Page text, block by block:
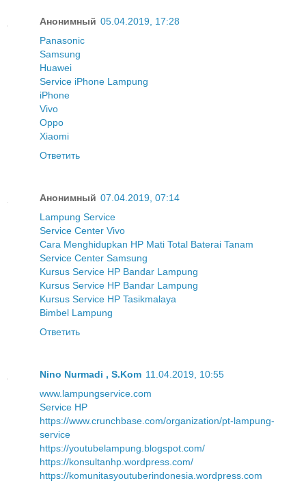
Анонимный 05.04.2019, 17:28
Panasonic
Samsung
Huawei
Service iPhone Lampung
iPhone
Vivo
Oppo
Xiaomi
Ответить
Анонимный 07.04.2019, 07:14
Lampung Service
Service Center Vivo
Cara Menghidupkan HP Mati Total Baterai Tanam
Service Center Samsung
Kursus Service HP Bandar Lampung
Kursus Service HP Bandar Lampung
Kursus Service HP Tasikmalaya
Bimbel Lampung
Ответить
Nino Nurmadi , S.Kom 11.04.2019, 10:55
www.lampungservice.com
Service HP
https://www.crunchbase.com/organization/pt-lampung-
service
https://youtubelampung.blogspot.com/
https://konsultanhp.wordpress.com/
https://komunitasyoutuberindonesia.wordpress.com